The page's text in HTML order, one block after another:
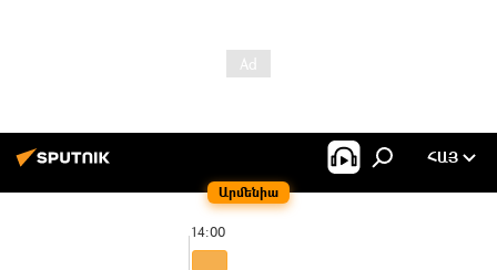
Արմենիա
ՀԱՅ
14:00